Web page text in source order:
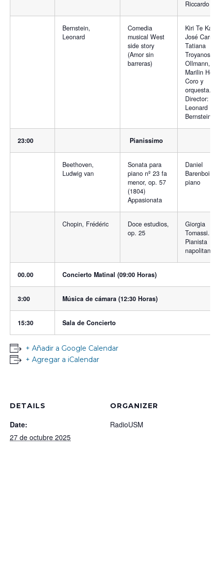
Riccardo
Bernstein,
Leonard
Comedia
musical West
side story
(Amor sin
barreras)
Kiri Te
José
Tatiana
Troyanos,
Ollmann,
Marilin
Coro y
orquesta.
Director:
Leonard
Bernstein
23:00 Pianissimo
Beethoven,
Ludwig van
Sonata para
piano nº 23 fa
menor, op. 57
(1804)
Appasionata
Daniel
Barenboim,
piano
Chopin, Frédéric
Doce estudios,
op. 25
Giorgia
Tomassi.
Pianista
napolitana
00.00 Concierto Matinal (09:00 Horas)
3:00 Música de cámara (12:30 Horas)
15:30 Sala de Concierto
+ Añadir a Google Calendar
+ Agregar a iCalendar
DETAILS
Date:
27 de octubre 2025
ORGANIZER
RadioUSM